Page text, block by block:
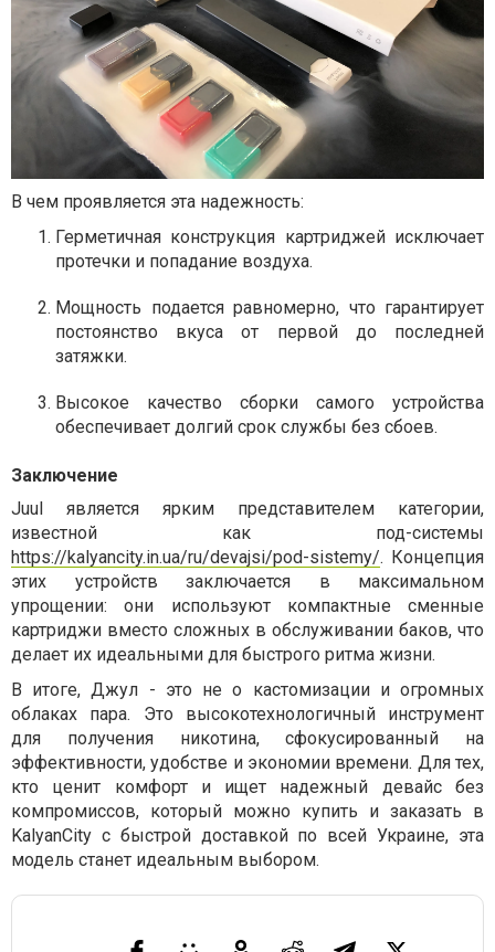
В чем проявляется эта надежность:
Герметичная конструкция картриджей исключает
протечки и попадание воздуха.
Мощность подается равномерно, что гарантирует
постоянство вкуса от первой до последней
затяжки.
Высокое качество сборки самого устройства
обеспечивает долгий срок службы без сбоев.
Заключение
Juul является ярким представителем категории,
известной как под-системы
https://kalyancity.in.ua/ru/devajsi/pod-sistemy/. Концепция
этих устройств заключается в максимальном
упрощении: они используют компактные сменные
картриджи вместо сложных в обслуживании баков, что
делает их идеальными для быстрого ритма жизни.
В итоге,Джул - это не о кастомизации и огромных
облаках пара. Это высокотехнологичный инструмент
для получения никотина, сфокусированный на
эффективности, удобстве и экономии времени. Для тех,
кто ценит комфорт и ищет надежный девайс без
компромиссов, который можно купить и заказать в
KalyanCity с быстрой доставкой по всей Украине, эта
модель станет идеальным выбором.